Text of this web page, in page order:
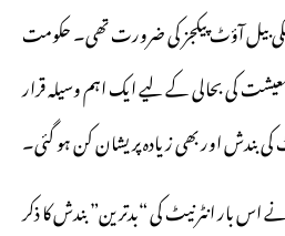
بیل آؤٹ پیکجز کی ضرورت تھی۔ حکومت
کی بحالی کے لیے ایک اہم وسیلہ قرار
بندش اور بھی زیادہ پریشان کن ہو گئی۔
اس بار انٹرنیٹ کی “بدترین” بندش کا ذکر